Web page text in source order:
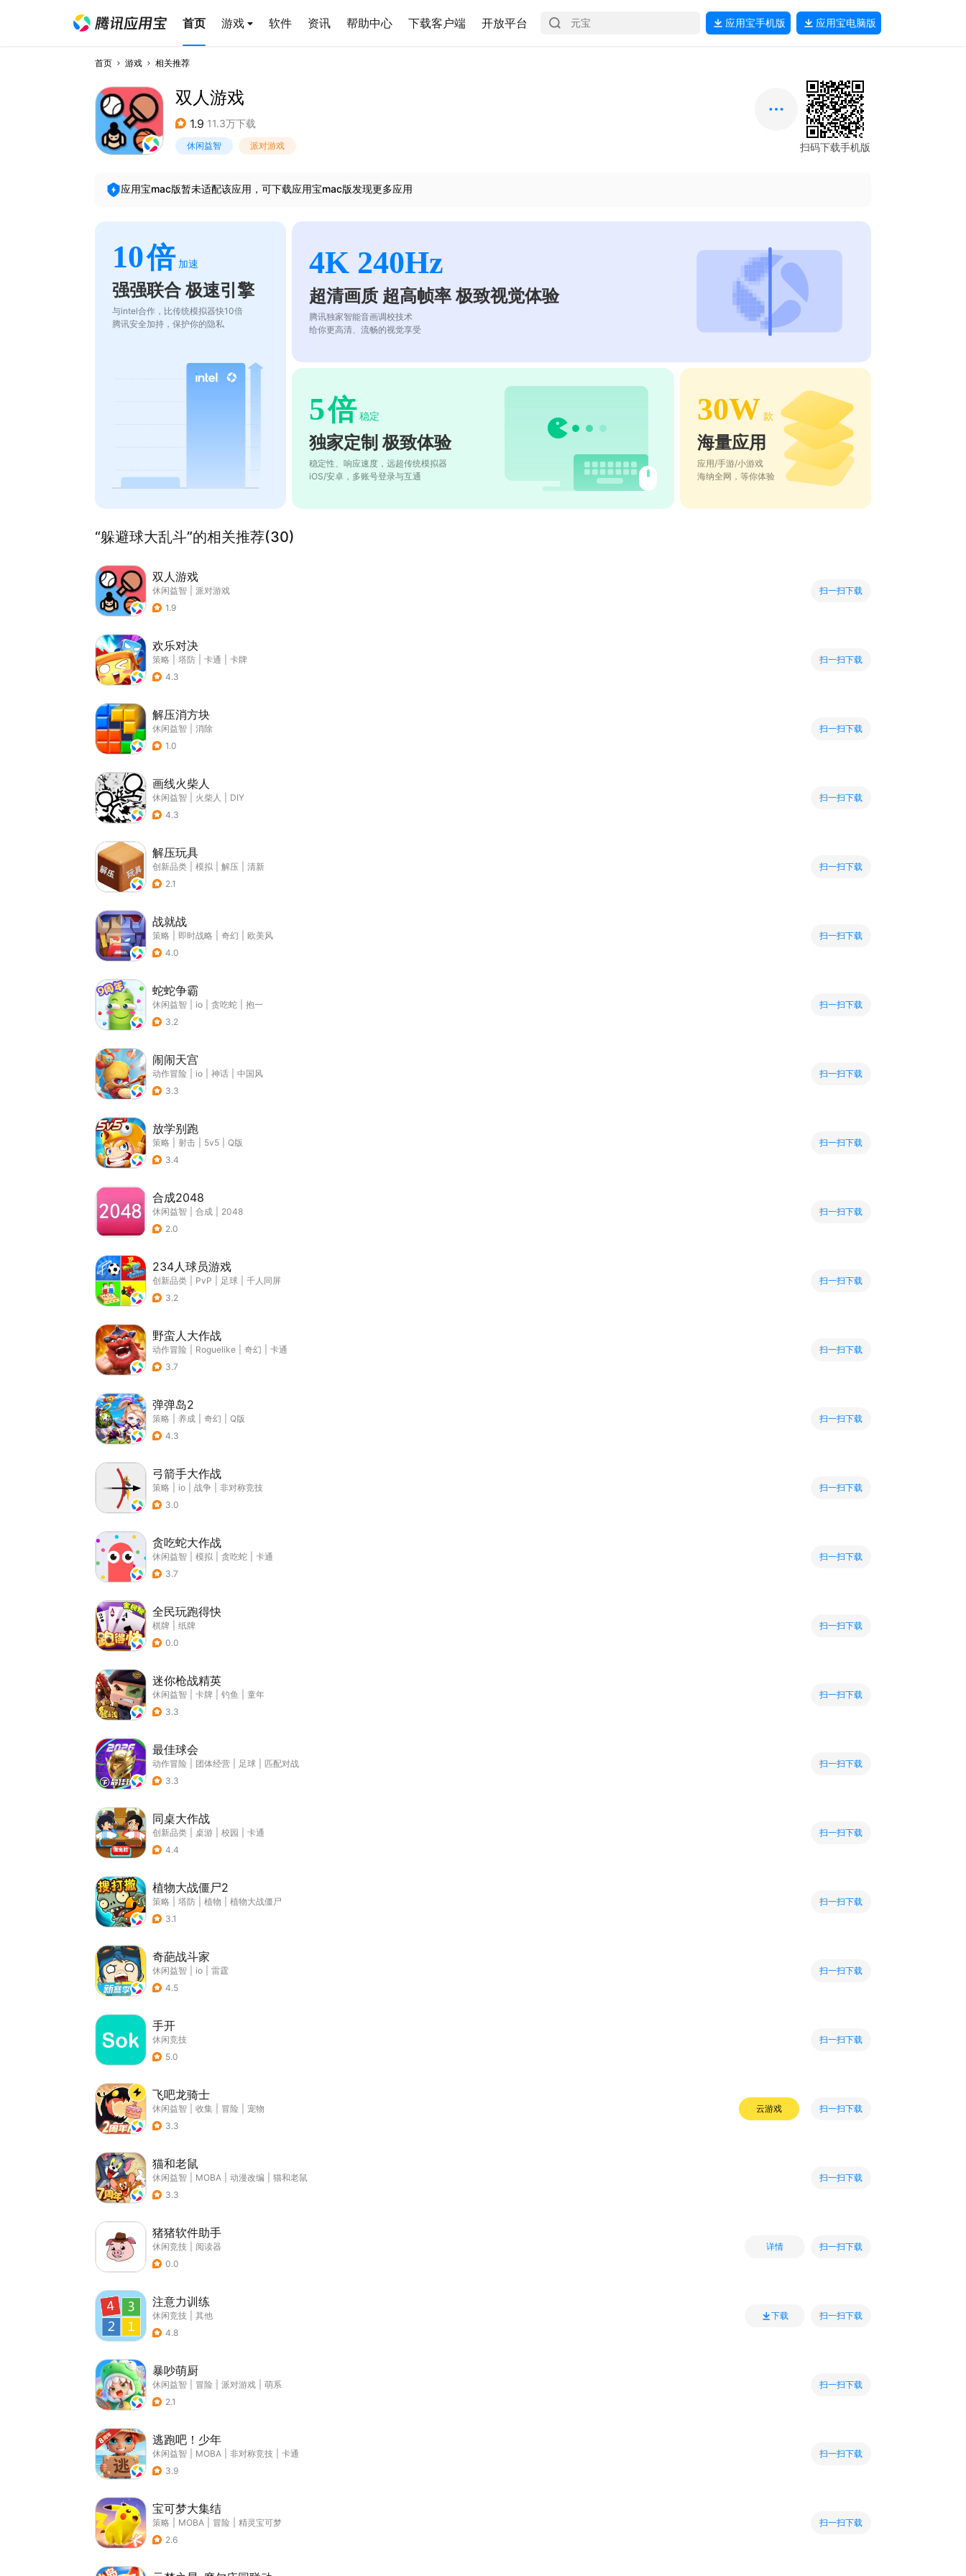
首页 游戏 软件 资讯 帮助中心 下载客户端 开放平台 应用宝手机版 应用宝电脑版
首页 游戏 相关推荐
双人游戏
1.9 11.3万下载
休闲益智 派对游戏 扫码下载手机版
应用宝mac版暂未适配该应用，可下载应用宝mac版发现更多应用
10倍 加速
强强联合 极速引擎
与intel合作，比传统模拟器快10倍
腾讯安全加持，保护你的隐私
4K 240Hz
超清画质 超高帧率 极致视觉体验
腾讯独家智能音画调校技术
给你更高清、流畅的视觉享受
5倍 稳定
独家定制 极致体验
稳定性、响应速度，远超传统模拟器
iOS/安卓，多账号登录与互通
30W 款
海量应用
应用/手游/小游戏
海纳全网，等你体验
“躲避球大乱斗”的相关推荐(30)
双人游戏
休闲益智
派对游戏
1.9
扫一扫下载
欢乐对决
策略 塔防 卡通
卡牌
4.3
扫一扫下载
解压消方块
休闲益智
消除
1.0
扫一扫下载
画线火柴人
休闲益智 火柴人
DIY
4.3
扫一扫下载
解压玩具
创新品类 模拟 解压
清新
2.1
扫一扫下载
战就战
策略 即时战略 奇幻
欧美风
4.0
扫一扫下载
蛇蛇争霸
休闲益智 io 贪吃蛇
抱一
3.2
扫一扫下载
闹闹天宫
动作冒险 io 神话
中国风
3.3
扫一扫下载
放学别跑
策略 射击 5v5
Q版
3.4
扫一扫下载
合成2048
休闲益智 合成
2048
2.0
扫一扫下载
234人球员游戏
创新品类 PvP 足球
千人同屏
3.2
扫一扫下载
野蛮人大作战
动作冒险 Roguelike 奇幻
卡通
3.7
扫一扫下载
弹弹岛2
策略 养成 奇幻
Q版
4.3
扫一扫下载
弓箭手大作战
策略 io 战争
非对称竞技
3.0
扫一扫下载
贪吃蛇大作战
休闲益智 模拟 贪吃蛇
卡通
3.7
扫一扫下载
全民玩跑得快
棋牌
纸牌
0.0
扫一扫下载
迷你枪战精英
休闲益智 卡牌 钓鱼
童年
3.3
扫一扫下载
最佳球会
动作冒险 团体经营 足球
匹配对战
3.3
扫一扫下载
同桌大作战
创新品类 桌游 校园
卡通
4.4
扫一扫下载
植物大战僵尸2
策略 塔防 植物
植物大战僵尸
3.1
扫一扫下载
奇葩战斗家
休闲益智 io
雷霆
4.5
扫一扫下载
手开
休闲竞技
5.0
扫一扫下载
飞吧龙骑士
休闲益智 收集 冒险
宠物
3.3
云游戏 扫一扫下载
猫和老鼠
休闲益智 MOBA 动漫改编
猫和老鼠
3.3
扫一扫下载
猪猪软件助手
休闲竞技
阅读器
0.0
详情 扫一扫下载
注意力训练
休闲竞技
其他
4.8
下载 扫一扫下载
暴吵萌厨
休闲益智 冒险 派对游戏
萌系
2.1
扫一扫下载
逃跑吧！少年
休闲益智 MOBA 非对称竞技
卡通
3.9
扫一扫下载
宝可梦大集结
策略 MOBA 冒险
精灵宝可梦
2.6
扫一扫下载